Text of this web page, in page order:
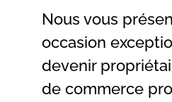
Nous vous
occasion
devenir
de commerce